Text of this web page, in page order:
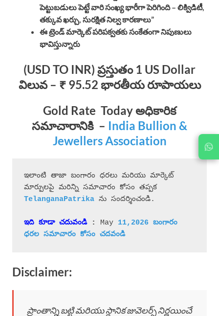
పెట్టుబడులు పెట్టే వారి సంఖ్య భారీగా పెరిగింది – లిక్విడిటీ,
తక్కువ ఖర్చు, సురక్షిత నిల్వ కారణాలు”
ఈ ట్రెండ్ మార్కెట్ పరిపక్వతకు సంకేతంగా నిపుణులు
భావిస్తున్నారు
(USD TO INR) ప్రస్తుతం 1 US Dollar
విలువ – ₹ 95.52 భారతీయ రూపాయలు
Gold Rate Today అధికారిక
సమాచారానికి – India Bullion &
Jewellers Association
ఇలాంటి తాజా బంగారం ధరలు మరియు మార్కెట్
ను సందర్శించండి.
ఇది కూడా చదువండి : May 11,2026 బంగారం
ధరల సమాచారం కోసం చదవండి
Disclaimer:
ప్రాంతాన్ని బట్టి మరియు స్థానిక జువెలర్స్ నిర్ణయించే